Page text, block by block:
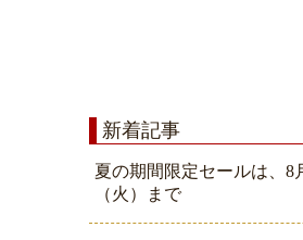
新着記事
夏の期間限定セールは、8
（火）まで